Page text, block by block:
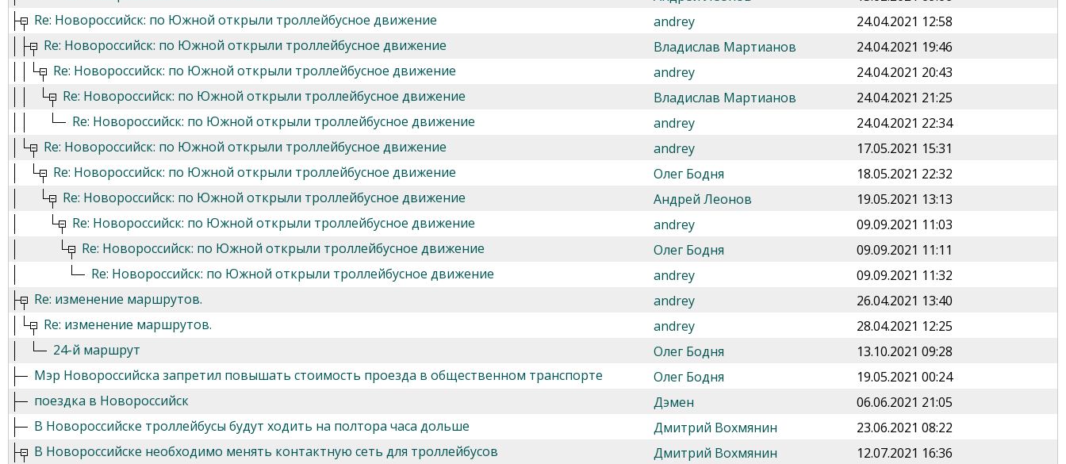
Re: Новороссийск: по Южной открыли троллейбусное движение
andrey
24.04.2021 12:58
Re: Новороссийск: по Южной открыли троллейбусное движение
Владислав Мартианов
24.04.2021 19:46
Re: Новороссийск: по Южной открыли троллейбусное движение
andrey
24.04.2021 20:43
Re: Новороссийск: по Южной открыли троллейбусное движение
Владислав Мартианов
24.04.2021 21:25
Re: Новороссийск: по Южной открыли троллейбусное движение
andrey
24.04.2021 22:34
Re: Новороссийск: по Южной открыли троллейбусное движение
andrey
17.05.2021 15:31
Re: Новороссийск: по Южной открыли троллейбусное движение
Олег Бодня
18.05.2021 22:32
Re: Новороссийск: по Южной открыли троллейбусное движение
Андрей Леонов
19.05.2021 13:13
Re: Новороссийск: по Южной открыли троллейбусное движение
andrey
09.09.2021 11:03
Re: Новороссийск: по Южной открыли троллейбусное движение
Олег Бодня
09.09.2021 11:11
Re: Новороссийск: по Южной открыли троллейбусное движение
andrey
09.09.2021 11:32
Re: изменение маршрутов.
andrey
26.04.2021 13:40
Re: изменение маршрутов.
andrey
28.04.2021 12:25
24-й маршрут
Олег Бодня
13.10.2021 09:28
Мэр Новороссийска запретил повышать стоимость проезда в общественном транспорте
Олег Бодня
19.05.2021 00:24
поездка в Новороссийск
Дэмен
06.06.2021 21:05
В Новороссийске троллейбусы будут ходить на полтора часа дольше
Дмитрий Вохмянин
23.06.2021 08:22
В Новороссийске необходимо менять контактную сеть для троллейбусов
Дмитрий Вохмянин
12.07.2021 16:36